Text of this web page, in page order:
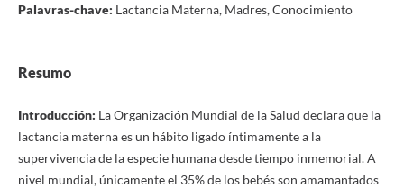
Palavras-chave: Lactancia Materna, Madres, Conocimiento
Resumo
Introducción: La Organización Mundial de la Salud declara que la
lactancia materna es un hábito ligado íntimamente a la
supervivencia de la especie humana desde tiempo inmemorial. A
nivel mundial, únicamente el 35% de los bebés son amamantados